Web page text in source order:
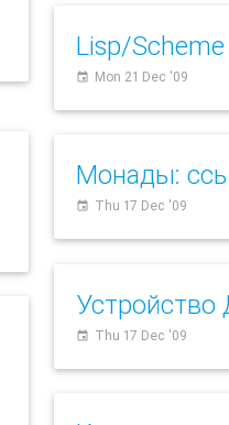
Lisp/Scheme
event Mon 21 Dec '09
Монады:
event Thu 17 Dec '09
event Thu 17 Dec '09